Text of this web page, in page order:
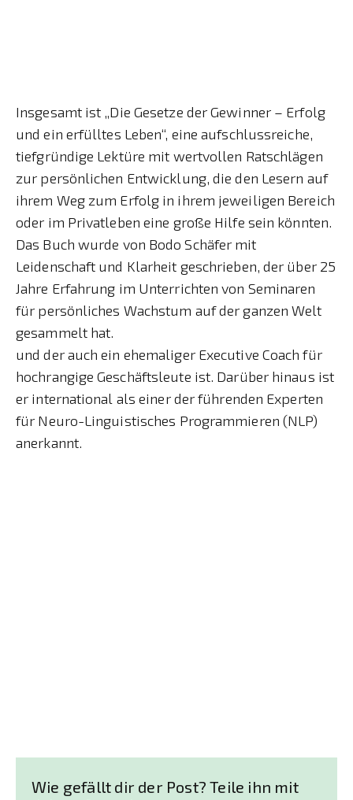
Insgesamt ist „Die Gesetze der Gewinner – Erfolg
und ein erfülltes Leben“, eine aufschlussreiche,
tiefgründige Lektüre mit wertvollen Ratschlägen
zur persönlichen Entwicklung, die den Lesern auf
ihrem Weg zum Erfolg in ihrem jeweiligen Bereich
oder im Privatleben eine große Hilfe sein könnten.
Das Buch wurde von Bodo Schäfer mit
Leidenschaft und Klarheit geschrieben, der über 25
Jahre Erfahrung im Unterrichten von Seminaren
für persönliches Wachstum auf der ganzen Welt
gesammelt hat.
und der auch ein ehemaliger Executive Coach für
hochrangige Geschäftsleute ist. Darüber hinaus ist
er international als einer der führenden Experten
für Neuro-Linguistisches Programmieren (NLP)
anerkannt.
Wie gefällt dir der Post? Teile ihn mit